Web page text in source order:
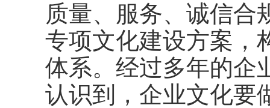
质量、服务、诚信合
专项文化建设方案，
体系。经过多年的企
认识到，企业文化要